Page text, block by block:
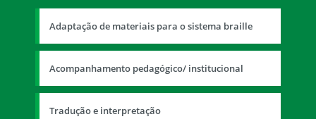
Adaptação de materiais para o sistema braille
Acompanhamento pedagógico/ institucional
Tradução e interpretação